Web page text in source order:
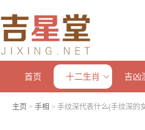
首页 十二生肖 吉凶
主页 > 手相 > 手纹深代表什么(手纹深的